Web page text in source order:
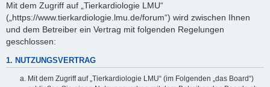
Mit dem Zugriff auf „Tierkardiologie LMU“
(„https://www.tierkardiologie.lmu.de/forum“) wird zwischen Ihnen
und dem Betreiber ein Vertrag mit folgenden Regelungen
geschlossen:
1. NUTZUNGSVERTRAG
Mit dem Zugriff auf „Tierkardiologie LMU“ (im Folgenden „das Board“)